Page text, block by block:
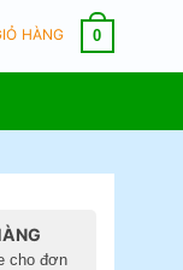
HÀNG 0
cho đơn